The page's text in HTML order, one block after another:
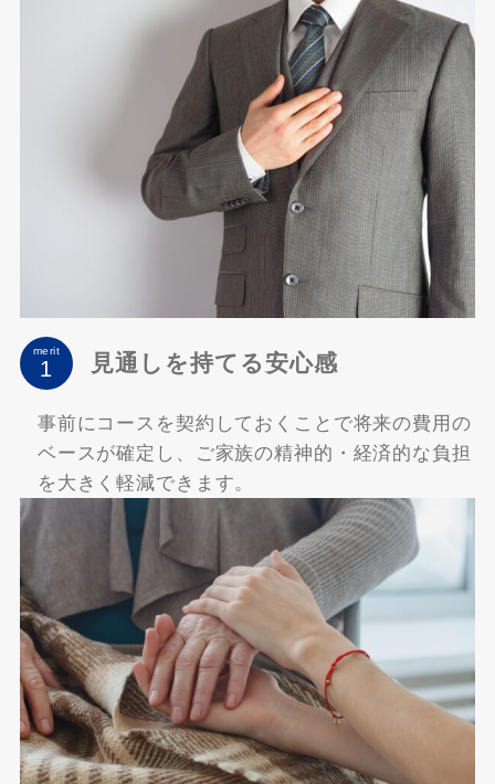
merit 見通しを持てる安心感
事前にコースを契約しておくことで将来の費用の
ベースが確定し、ご家族の精神的・経済的な負担
を大きく軽減できます。